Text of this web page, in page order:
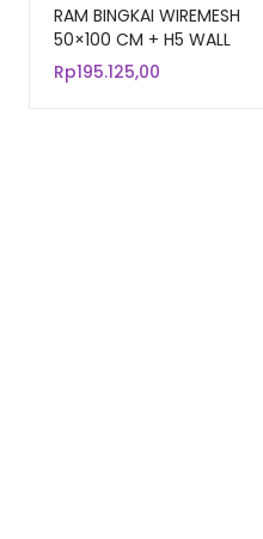
RAM BINGKAI WIREMESH
50×100 CM + H5 WALL
PUTIH | Rak Dinding
Gantung Mundo Toko
Rp195.125,00